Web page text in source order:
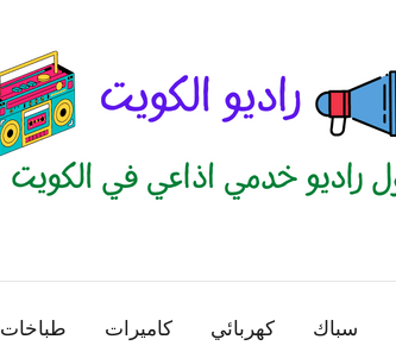
الكويت
منصة
اذاعية
سباك كهربائي كاميرات طباخات